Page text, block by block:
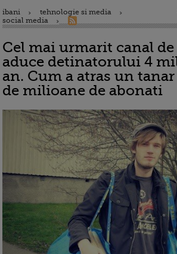
ibani
tehnologie si media
social media
Cel mai urmarit canal de
aduce detinatorului 4
an. Cum a atras un tanar
de milioane de abonati